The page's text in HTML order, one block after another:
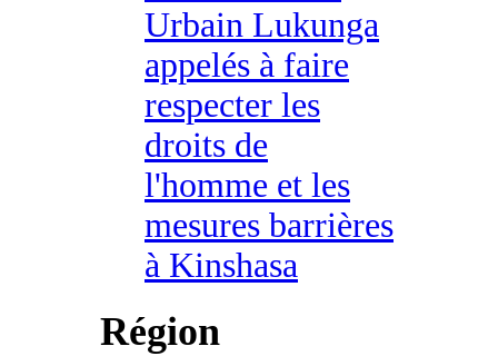
Urbain Lukunga
appelés à faire
respecter les
droits de
l'homme et les
mesures barrières
à Kinshasa
Région